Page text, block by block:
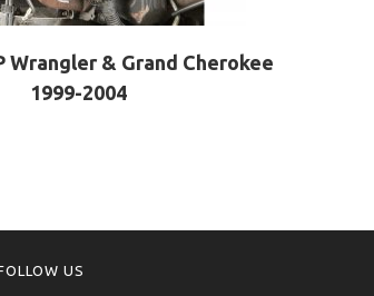
Wrangler & Grand Cherokee
1999-2004
US